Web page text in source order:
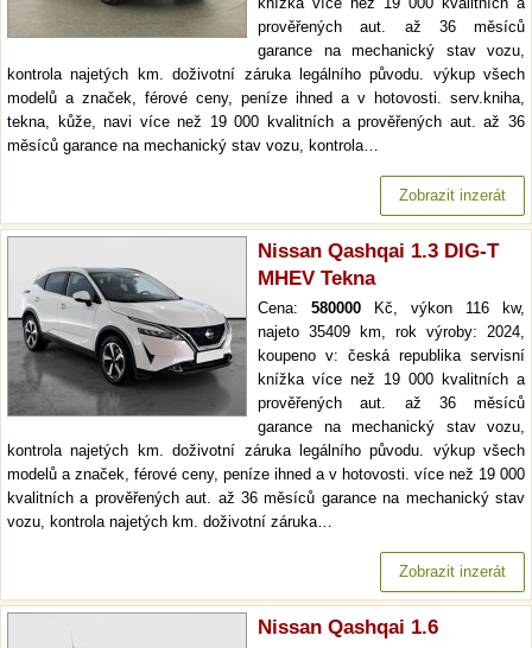
prověřených aut. až 36 měsíců
garance na mechanický stav vozu,
kontrola najetých km. doživotní záruka legálního původu. výkup všech
modelů a značek, férové ceny, peníze ihned a v hotovosti. serv.kniha,
tekna, kůže, navi více než 19 000 kvalitních a prověřených aut. až 36
měsíců garance na mechanický stav vozu, kontrola…
Zobrazit inzerát
Nissan Qashqai 1.3 DIG-T
MHEV Tekna
Cena: 580000 Kč, výkon 116 kw,
najeto 35409 km, rok výroby: 2024,
koupeno v: česká republika servisní
knížka více než 19 000 kvalitních a
prověřených aut. až 36 měsíců
garance na mechanický stav vozu,
kontrola najetých km. doživotní záruka legálního původu. výkup všech
modelů a značek, férové ceny, peníze ihned a v hotovosti. více než 19 000
kvalitních a prověřených aut. až 36 měsíců garance na mechanický stav
vozu, kontrola najetých km. doživotní záruka…
Zobrazit inzerát
Nissan Qashqai 1.6